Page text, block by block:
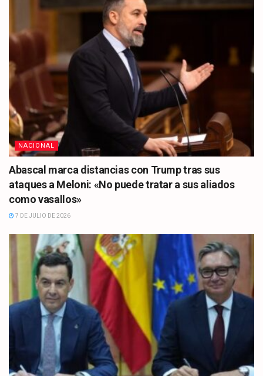
NACIONAL
Abascal marca distancias con Trump tras sus
ataques a Meloni: «No puede tratar a sus aliados
como vasallos»
7 DE JULIO DE 2026